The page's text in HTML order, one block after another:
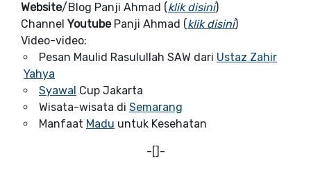
Website/Blog Panji Ahmad (klik disini)
Channel YoutubePanji Ahmad (klik disini)
Video-video:
Pesan Maulid Rasulullah SAW dari Ustaz Zahir
Yahya
Syawal Cup Jakarta
Wisata-wisata di Semarang
Manfaat Madu untuk Kesehatan
-[]-